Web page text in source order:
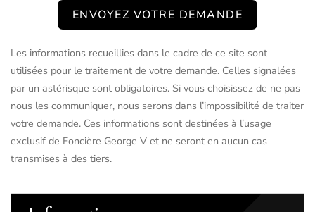
ENVOYEZ VOTRE DEMANDE
Les informations recueillies dans le cadre de ce site sont
utilisées pour le traitement de votre demande. Celles signalées
par un astérisque sont obligatoires. Si vous choisissez de ne pas
nous les communiquer, nous serons dans l’impossibilité de traiter
votre demande. Ces informations sont destinées à l’usage
exclusif de Foncière George V et ne seront en aucun cas
transmises à des tiers.